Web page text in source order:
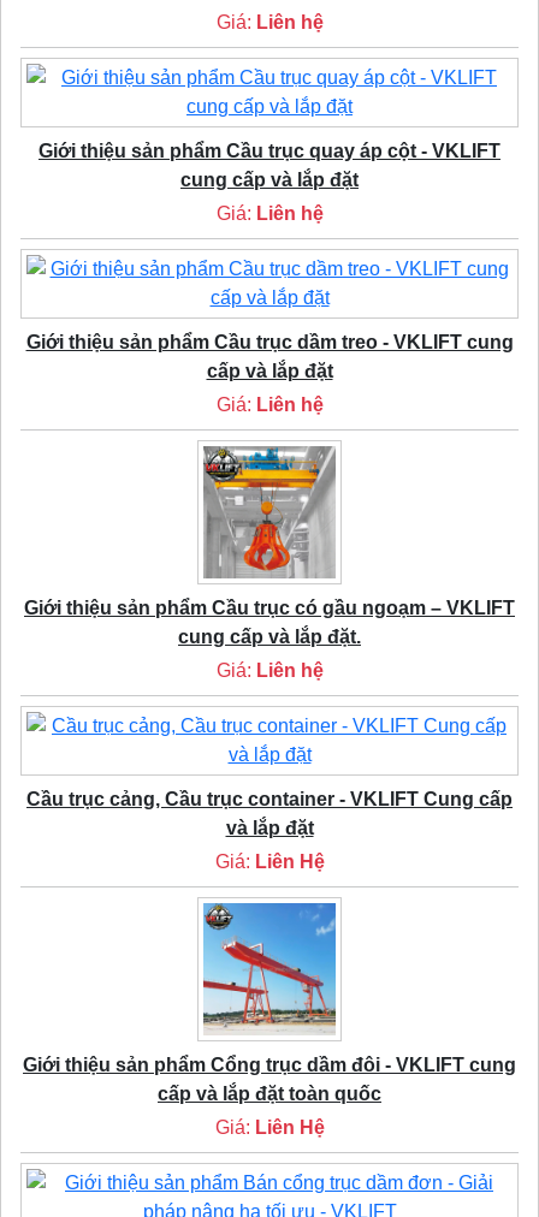
Giá: Liên hệ
Giới thiệu sản phẩm Cầu trục quay áp cột - VKLIFT
cung cấp và lắp đặt
Giá: Liên hệ
Giới thiệu sản phẩm Cầu trục dầm treo - VKLIFT cung
cấp và lắp đặt
Giá: Liên hệ
Giới thiệu sản phẩm Cầu trục có gầu ngoạm – VKLIFT
cung cấp và lắp đặt.
Giá: Liên hệ
Cầu trục cảng, Cầu trục container - VKLIFT Cung cấp
và lắp đặt
Giá: Liên Hệ
Giới thiệu sản phẩm Cổng trục dầm đôi - VKLIFT cung
cấp và lắp đặt toàn quốc
Giá: Liên Hệ